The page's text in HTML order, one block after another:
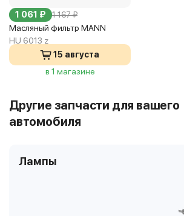
1 061 ₽ 1 167 ₽
Масляный фильтр MANN
HU 6013 z
15 августа
в 1 магазине
Другие запчасти для вашего
автомобиля
Лампы